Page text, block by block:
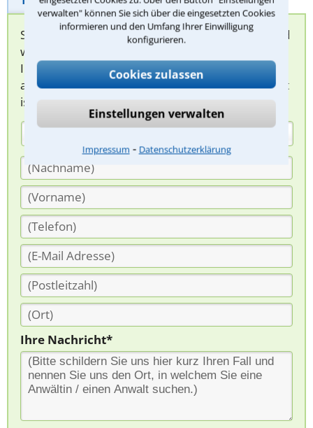
verwalten" können Sie sich über die eingesetzten Cookies
informieren und den Umfang Ihrer Einwilligung
konfigurieren.
Cookies zulassen
Einstellungen verwalten
Impressum ⁃ Datenschutzerklärung
Sie können hier Ihren Fall schildern. Anschließend
werden sich spezialisierte Rechtsanwälte bei
Ihnen melden, um das weitere Vorgehen
abzuklären. Die Rückmeldung durch einen Anwalt
ist für Sie kostenlos.
Ihre Nachricht*